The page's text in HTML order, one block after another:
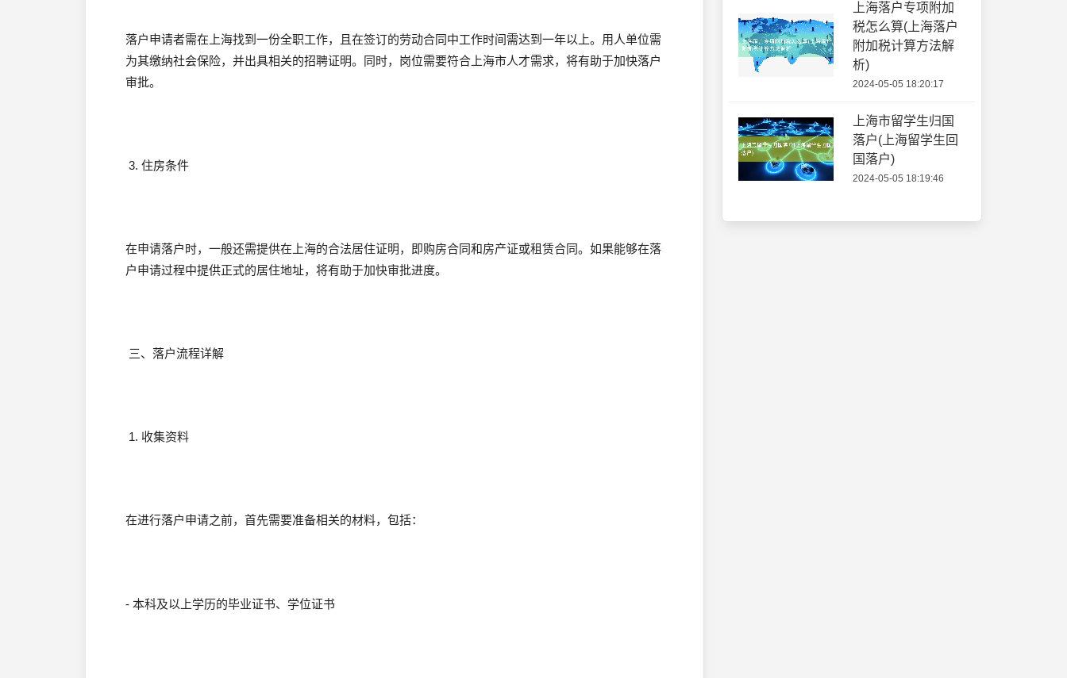
落户申请者需在上海找到一份全职工作，且在签订的劳动合同中工作时间需达到一年以上。用人单位需
为其缴纳社会保险，并出具相关的招聘证明。同时，岗位需要符合上海市人才需求，将有助于加快落户
审批。
3. 住房条件
在申请落户时，一般还需提供在上海的合法居住证明，即购房合同和房产证或租赁合同。如果能够在落
户申请过程中提供正式的居住地址，将有助于加快审批进度。
三、落户流程详解
1. 收集资料
在进行落户申请之前，首先需要准备相关的材料，包括：
- 本科及以上学历的毕业证书、学位证书
上海落户专项附加
税怎么算(上海落户
附加税计算方法解
析)
2024-05-05 18:20:17
上海市留学生归国
落户(上海留学生回
国落户)
2024-05-05 18:19:46